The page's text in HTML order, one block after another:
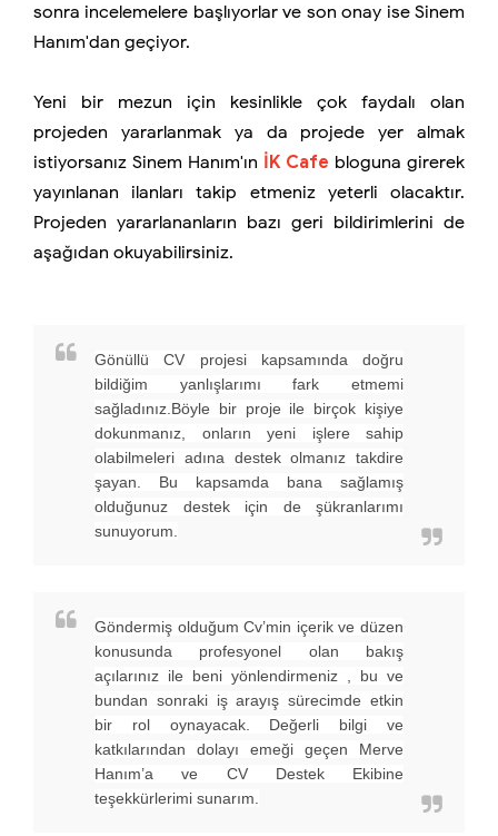
sonra incelemelere başlıyorlar ve son onay ise Sinem
Hanım'dan geçiyor.
Yeni bir mezun için kesinlikle çok faydalı olan
projeden yararlanmak ya da projede yer almak
istiyorsanız Sinem Hanım'ın İK Cafe bloguna girerek
yayınlanan ilanları takip etmeniz yeterli olacaktır.
Projeden yararlananların bazı geri bildirimlerini de
aşağıdan okuyabilirsiniz.
Gönüllü CV projesi kapsamında doğru
bildiğim yanlışlarımı fark etmemi
sağladınız.Böyle bir proje ile birçok kişiye
dokunmanız, onların yeni işlere sahip
olabilmeleri adına destek olmanız takdire
şayan. Bu kapsamda bana sağlamış
olduğunuz destek için de şükranlarımı
sunuyorum.
Göndermiş olduğum Cv’min içerik ve düzen
konusunda profesyonel olan bakış
açılarınız ile beni yönlendirmeniz , bu ve
bundan sonraki iş arayış sürecimde etkin
bir rol oynayacak. Değerli bilgi ve
katkılarından dolayı emeği geçen Merve
Hanım’a ve CV Destek Ekibine
teşekkürlerimi sunarım.